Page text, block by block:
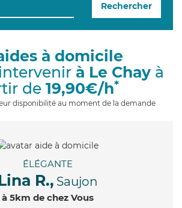
g
Rechercher
à domicile
à Le Chay à
de 19,90€/h*
disponibilité au moment de la demande
ÉLÉGANTE
R., Saujon
à 5km de chez Vous